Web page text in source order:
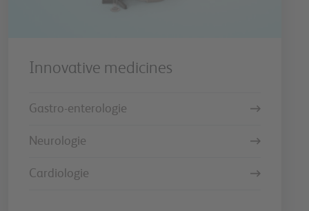
Innovative medicines
Gastro-enterologie
Neurologie
Cardiologie